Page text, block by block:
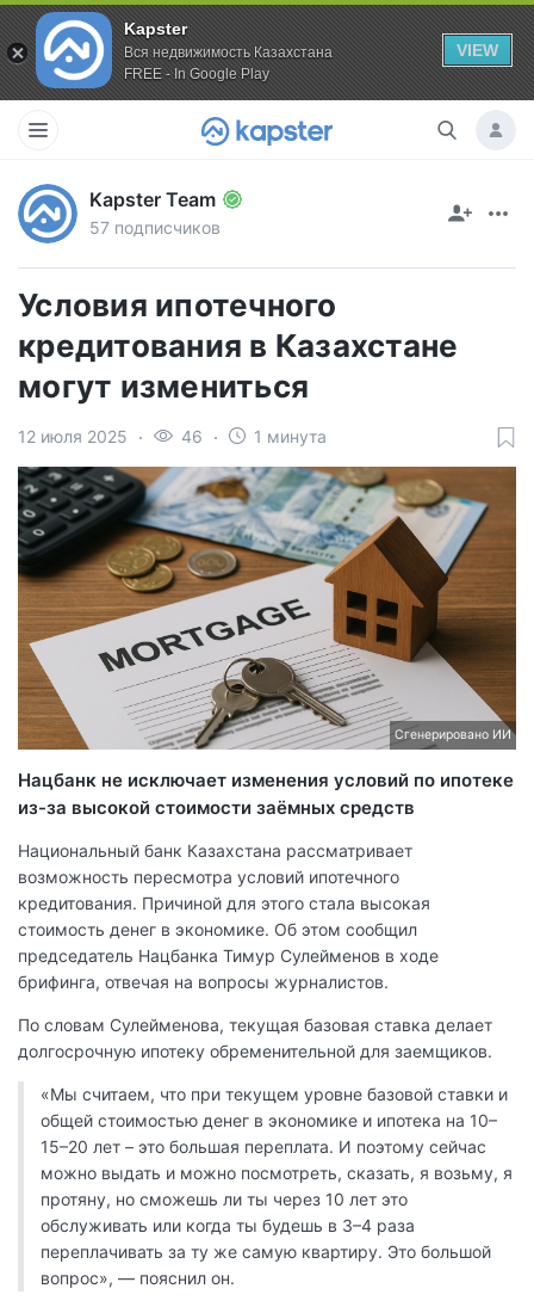
Kapster
Вся недвижимость Казахстана
FREE - In Google Play
VIEW
Kapster Team
57 подписчиков
Условия ипотечного
кредитования в Казахстане
могут измениться
12 июля 2025 46 1 минута
Сгенерировано ИИ
Нацбанк не исключает изменения условий по ипотеке
из-за высокой стоимости заёмных средств
Национальный банк Казахстана рассматривает
возможность пересмотра условий ипотечного
кредитования. Причиной для этого стала высокая
стоимость денег в экономике. Об этом сообщил
председатель Нацбанка Тимур Сулейменов в ходе
брифинга, отвечая на вопросы журналистов.
По словам Сулейменова, текущая базовая ставка делает
долгосрочную ипотеку обременительной для заемщиков.
«Мы считаем, что при текущем уровне базовой ставки и
общей стоимостью денег в экономике и ипотека на 10–
15–20 лет – это большая переплата. И поэтому сейчас
можно выдать и можно посмотреть, сказать, я возьму, я
протяну, но сможешь ли ты через 10 лет это
обслуживать или когда ты будешь в 3–4 раза
переплачивать за ту же самую квартиру. Это большой
вопрос», — пояснил он.